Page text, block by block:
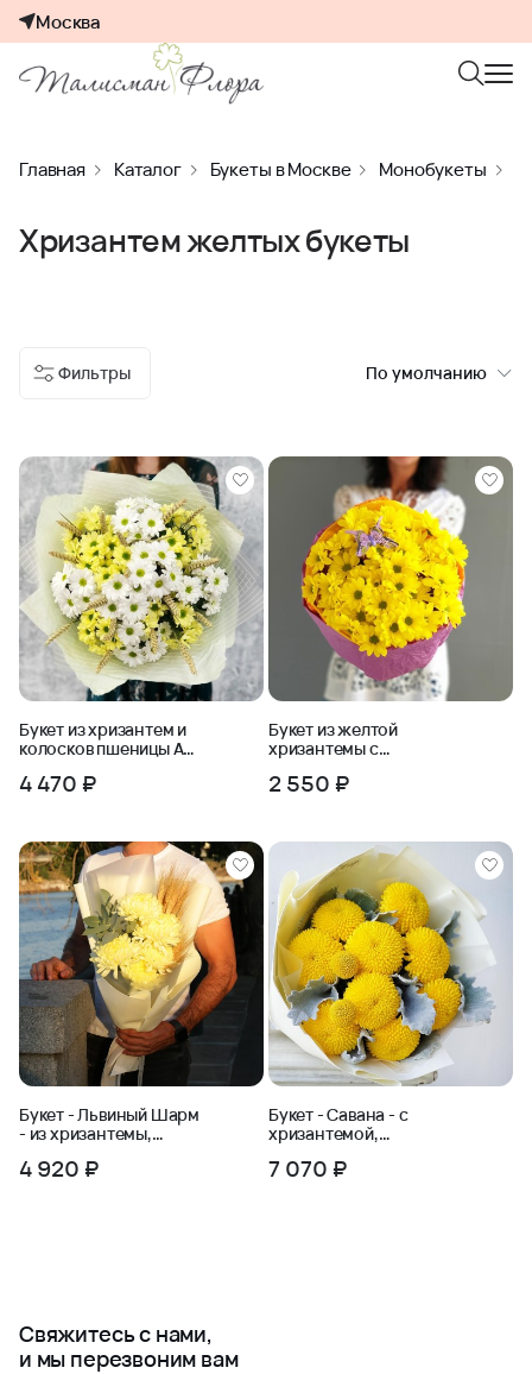
Москва
Главная Каталог Букеты в Москве Монобукеты
Хризантем желтых букеты
Фильтры По умолчанию
Букет из хризантем и
колосков пшеницы Ах,
4 470 ₽
Букет из желтой
хризантемы с
2 550 ₽
Букет - Львиный Шарм
- из хризантемы,
4 920 ₽
Букет - Савана - с
хризантемой,
7 070 ₽
Свяжитесь с нами,
и мы перезвоним вам